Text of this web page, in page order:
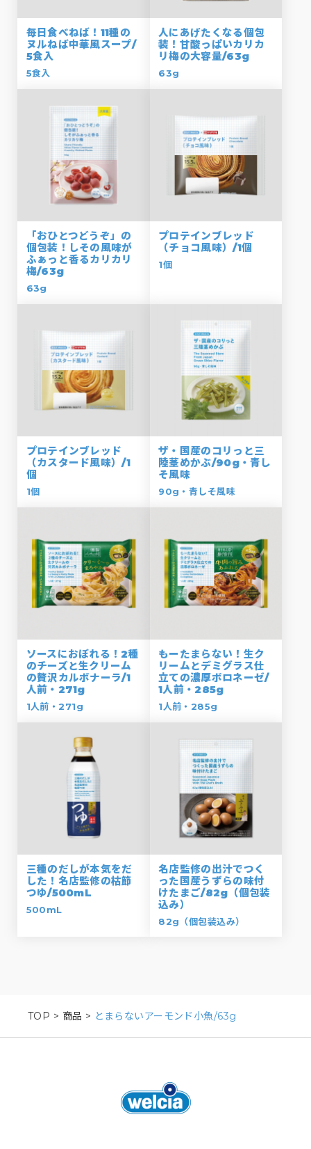
毎日食べねば！11種の
ヌルねば中華風スープ/
5食入
5食入
人にあげたくなる個包
装！甘酸っぱいカリカ
リ梅の大容量/63g
63g
「おひとつどうぞ」の
個包装！しその風味が
ふぁっと香るカリカリ
梅/63g
63g
プロテインブレッド
（チョコ風味）/1個
1個
プロテインブレッド
（カスタード風味）/1
個
1個
ザ・国産のコリっと三
陸茎めかぶ/90g・青し
そ風味
90g・青しそ風味
ソースにおぼれる！2種
のチーズと生クリーム
の贅沢カルボナーラ/1
人前・271g
1人前・271g
もーたまらない！生ク
リームとデミグラス仕
立ての濃厚ボロネーゼ/
1人前・285g
1人前・285g
三種のだしが本気をだ
した！名店監修の枯節
つゆ/500mL
500mL
名店監修の出汁でつく
った国産うずらの味付
けたまご/82g（個包装
込み）
82g（個包装込み）
TOP > 商品 > とまらないアーモンド小魚/63g